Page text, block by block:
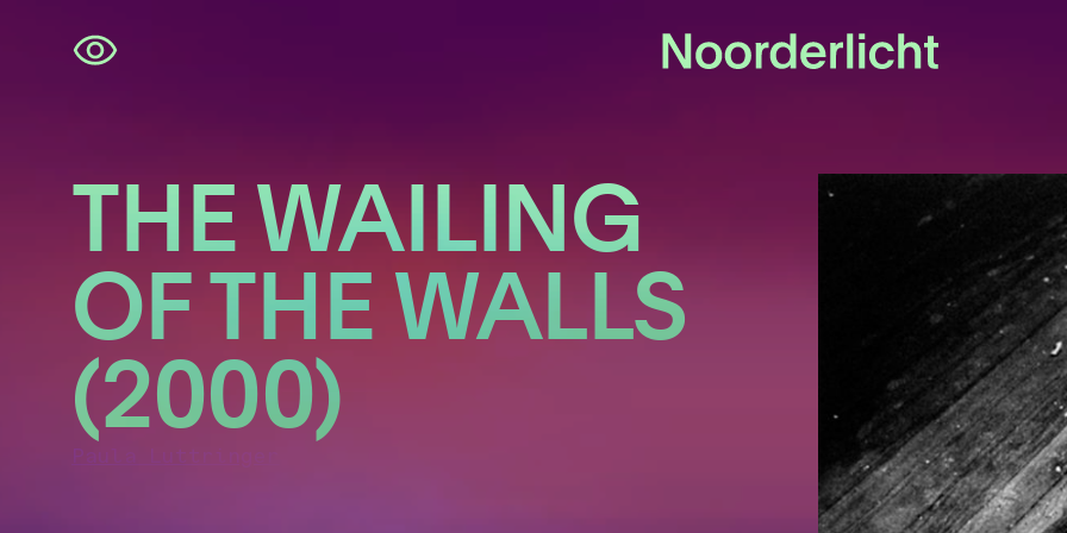
Navigatie
overslaan
THE WAILING
OF THE WALLS
(2000)
Paula Luttringer